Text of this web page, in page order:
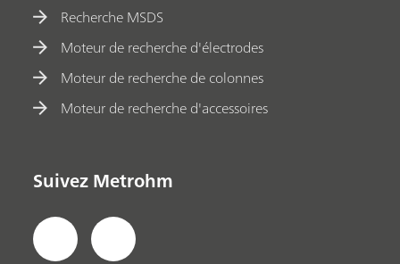
Recherche MSDS
Moteur de recherche d'électrodes
Moteur de recherche de colonnes
Moteur de recherche d'accessoires
Suivez Metrohm